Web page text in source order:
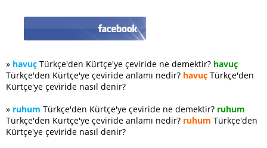
» havuç Türkçe'den Kürtçe'ye çeviride ne demektir? havuç
Türkçe'den Kürtçe'ye çeviride anlamı nedir? havuç Türkçe'den
Kürtçe'ye çeviride nasıl denir?
» ruhum Türkçe'den Kürtçe'ye çeviride ne demektir? ruhum
Türkçe'den Kürtçe'ye çeviride anlamı nedir? ruhum Türkçe'den
Kürtçe'ye çeviride nasıl denir?